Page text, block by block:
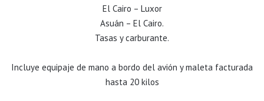
El Cairo – Luxor
Asuán – El Cairo.
Tasas y carburante.
Incluye equipaje de mano a bordo del avión y maleta facturada
hasta 20 kilos